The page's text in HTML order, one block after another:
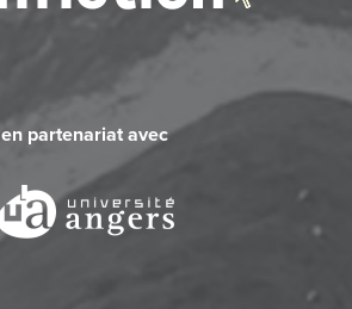
en partenariat avec